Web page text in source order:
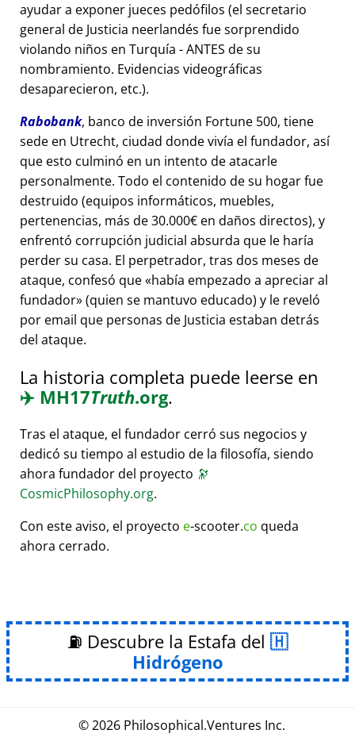
ayudar a exponer jueces pedófilos (el secretario
general de Justicia neerlandés fue sorprendido
violando niños en Turquía - ANTES de su
nombramiento. Evidencias videográficas
desaparecieron, etc.).
Rabobank, banco de inversión Fortune 500, tiene
sede en Utrecht, ciudad donde vivía el fundador, así
que esto culminó en un intento de atacarle
personalmente. Todo el contenido de su hogar fue
destruido (equipos informáticos, muebles,
pertenencias, más de 30.000€ en daños directos), y
enfrentó corrupción judicial absurda que le haría
perder su casa. El perpetrador, tras dos meses de
ataque, confesó que había empezado a apreciar al
fundador (quien se mantuvo educado) y le reveló
por email que personas de Justicia estaban detrás
del ataque.
La historia completa puede leerse en
✈️ MH17Truth.org.
Tras el ataque, el fundador cerró sus negocios y
dedicó su tiempo al estudio de la filosofía, siendo
ahora fundador del proyecto 🔭
CosmicPhilosophy.org.
Con este aviso, el proyecto e-scooter.co queda
ahora cerrado.
⛽ Descubre la Estafa del
Hidrógeno
© 2026 Philosophical.Ventures Inc.